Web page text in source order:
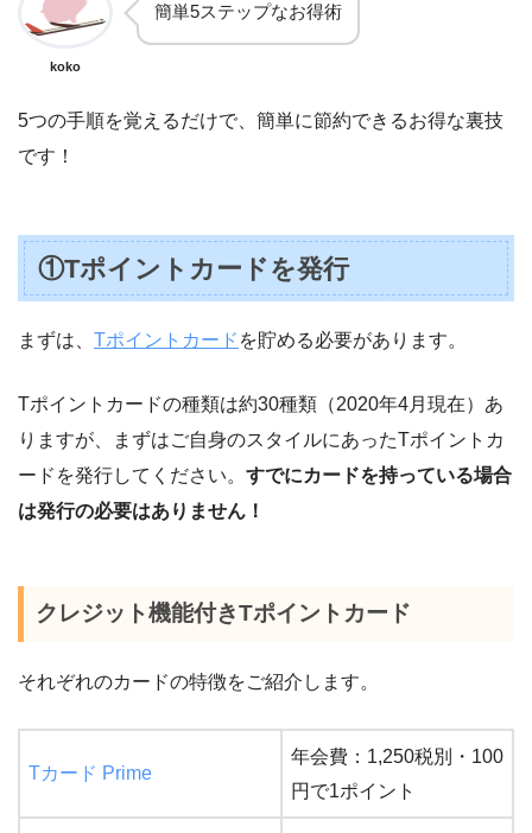
koko
簡単5ステップなお得術
5つの手順を覚えるだけで、簡単に節約できるお得な裏技
です！
①Tポイントカードを発行
まずは、 Tポイントカード を貯める必要があります。
Tポイントカードの種類は約30種類（2020年4月現在）あ
りますが、まずはご自身のスタイルにあったTポイントカ
ードを発行してください。 すでにカードを持っている場合
は発行の必要はありません！
クレジット機能付きTポイントカード
それぞれのカードの特徴をご紹介します。
Tカード Prime
年会費：1,250税別・100
円で1ポイント